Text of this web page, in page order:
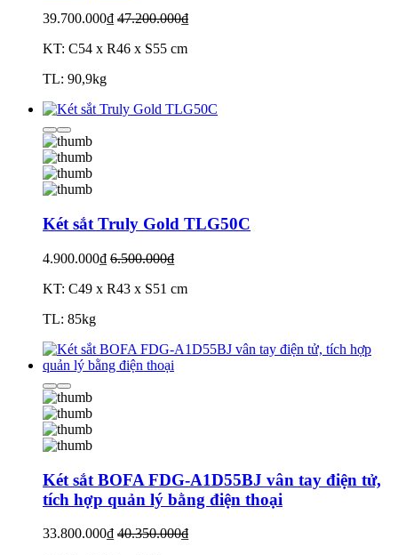
39.700.000₫ 47.200.000₫
KT: C54 x R46 x S55 cm
TL: 90,9kg
Két sắt Truly Gold TLG50C
4.900.000₫ 6.500.000₫
KT: C49 x R43 x S51 cm
TL: 85kg
Két sắt BOFA FDG-A1D55BJ vân tay điện tử,
tích hợp quản lý bằng điện thoại
33.800.000₫ 40.350.000₫